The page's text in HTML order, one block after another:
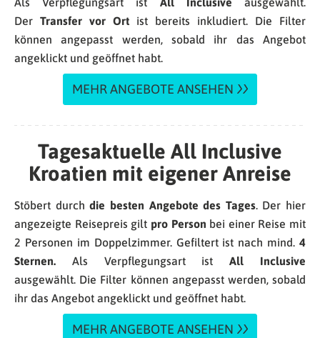
Der Transfer vor Ort ist bereits inkludiert. Die Filter
können angepasst werden, sobald ihr das Angebot
angeklickt und geöffnet habt.
MEHR ANGEBOTE ANSEHEN
Tagesaktuelle All Inclusive
Kroatien mit eigener Anreise
Stöbert durchdie besten Angebote des Tages. Der hier
angezeigte Reisepreis gilt pro Person bei einer Reise mit
2 Personen im Doppelzimmer. Gefiltert ist nach mind. 4
Sternen. Als Verpflegungsart istAll Inclusive
ausgewählt. Die Filter können angepasst werden, sobald
ihr das Angebot angeklickt und geöffnet habt.
MEHR ANGEBOTE ANSEHEN